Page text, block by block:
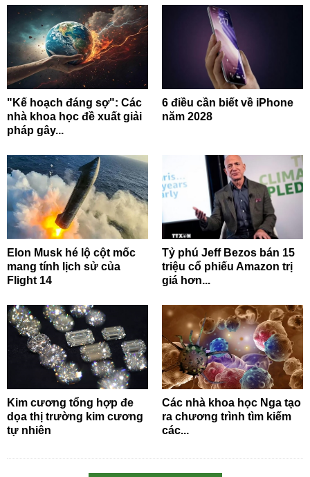
"Kế hoạch đáng sợ": Các
nhà khoa học đề xuất giải
pháp gây...
6 điều cần biết về iPhone
năm 2028
Elon Musk hé lộ cột mốc
mang tính lịch sử của
Flight 14
Tỷ phú Jeff Bezos bán 15
triệu cổ phiếu Amazon trị
giá hơn...
Kim cương tổng hợp đe
dọa thị trường kim cương
tự nhiên
Các nhà khoa học Nga tạo
ra chương trình tìm kiếm
các...